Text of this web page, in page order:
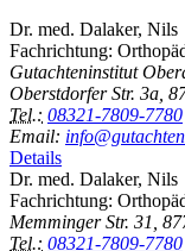
Dr. med. Dalaker, Nils
Fachrichtung:
Gutachteninstitut
Oberstdorfer Str. 3a,
Tel.: 08321-7809-7780
Email:
Details
Dr. med. Dalaker, Nils
Fachrichtung:
Memminger Str. 31,
Tel.: 08321-7809-7780